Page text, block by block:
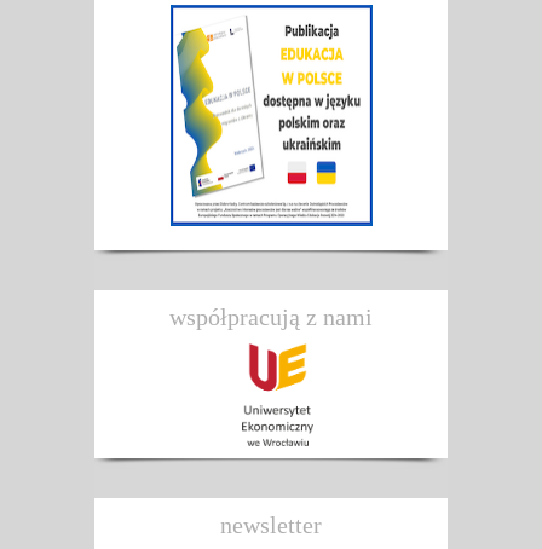
współpracują z nami
newsletter